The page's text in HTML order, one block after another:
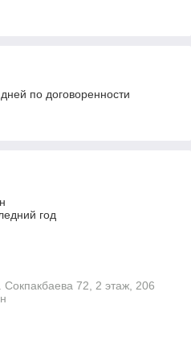
по договоренности
год
72, 2 этаж, 206